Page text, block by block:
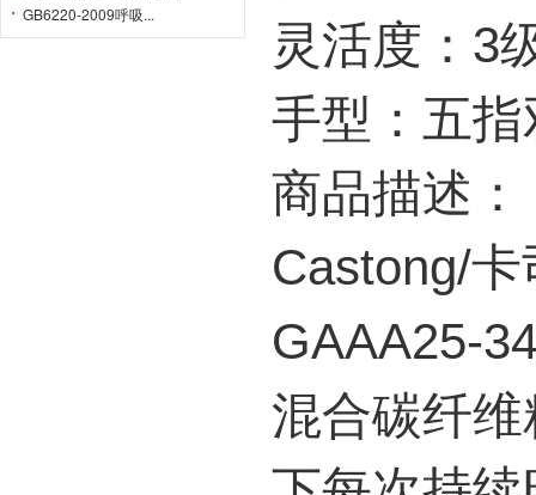
GB6220-2009呼吸...
灵活度：3
手型：五
商品描述：
Castong/卡
GAAA25-
混合碳纤